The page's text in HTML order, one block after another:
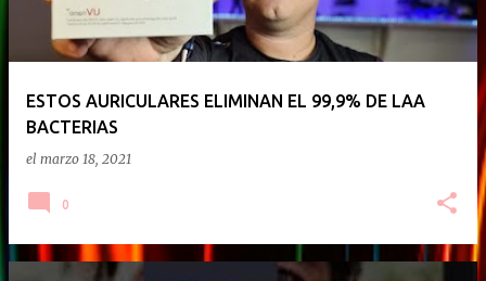
ESTOS AURICULARES ELIMINAN EL 99,9% DE LAA
BACTERIAS
el marzo 18, 2021
0